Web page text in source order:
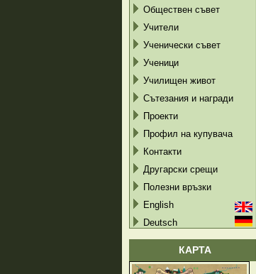
Обществен съвет
Учители
Ученически съвет
Ученици
Училищен живот
Сътезания и награди
Проекти
Профил на купувача
Контакти
Другарски срещи
Полезни връзки
English
Deutsch
КАРТА